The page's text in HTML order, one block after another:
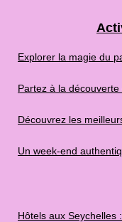
Explorer la magie du
Partez à la découverte
Découvrez les
Un week-end
Hôtels aux Seychelles